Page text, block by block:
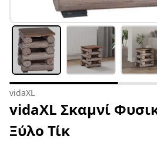
vidaXL
vidaXL Σκαμνί
Ξύλο Τίκ